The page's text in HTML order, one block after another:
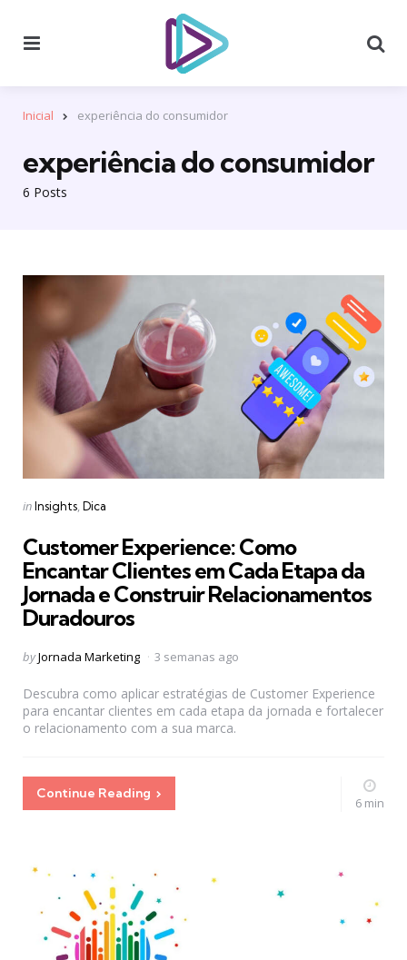
Inicial experiência do consumidor
6 Posts
experiência do consumidor
Categories
Posted
inInsights Dica
Customer Experience: Como
Encantar Clientes em Cada Etapa da
Jornada e Construir Relacionamentos
Duradouros
Posted
byJornada Marketing 3 semanas ago
Descubra como aplicar estratégias de Customer Experience
para encantar clientes em cada etapa da jornada e fortalecer
o relacionamento com a sua marca.
Continue Reading
6 min